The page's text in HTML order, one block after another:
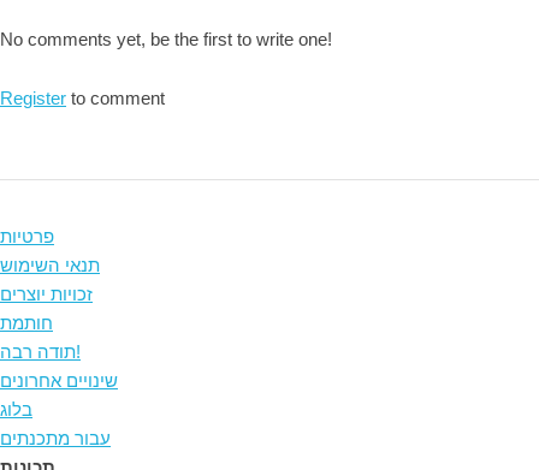
No comments yet, be the first to write one!
Register to comment
פרטיות
תנאי השימוש
זכויות יוצרים
חותמת
תודה רבה!
שינויים אחרונים
בלוג
עבור מתכנתים